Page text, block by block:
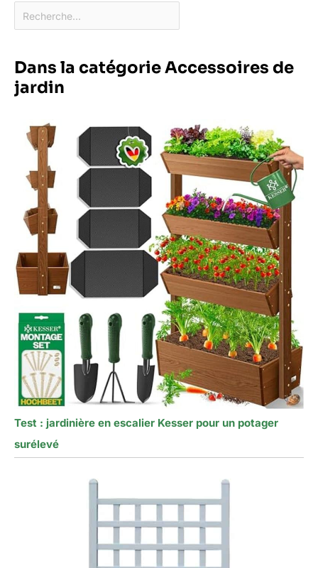
Dans la catégorie Accessoires de
jardin
Test : jardinière en escalier Kesser pour un potager
surélevé